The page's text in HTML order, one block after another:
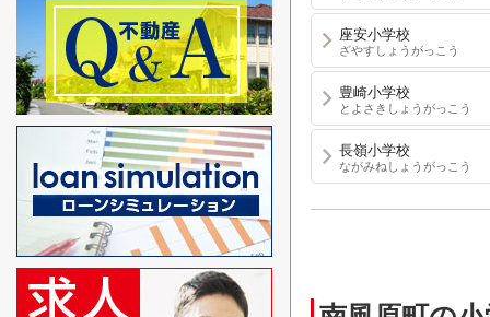
座安小学校
ざやすしょうがっこう
豊崎小学校
とよさきしょうがっこう
長嶺小学校
ながみねしょうがっこう